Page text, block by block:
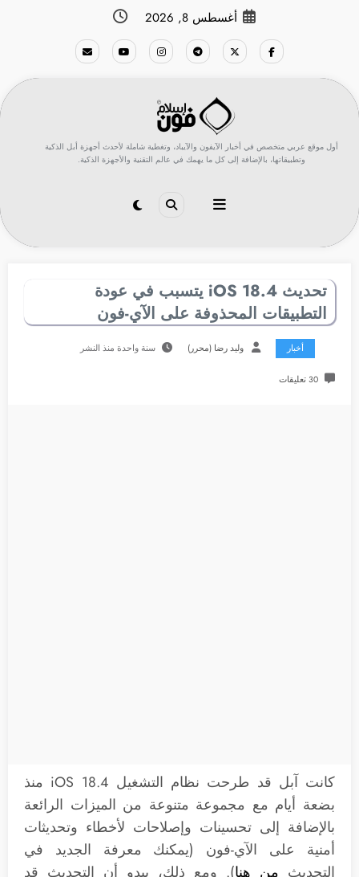
أغسطس 8, 2026
أول موقع عربي متخصص في أخبار الآيفون والآيباد، وتغطية شاملة لأحدث أجهزة أبل الذكية
وتطبيقاتها، بالإضافة إلى كل ما يهمك في عالم التقنية والأجهزة الذكية.
تحديث iOS 18.4 يتسبب في عودة
التطبيقات المحذوفة على الآي-فون
أخبار وليد رضا (محرر) سنة واحدة منذ النشر
30 تعليقات
كانت آبل قد طرحت نظام التشغيل iOS 18.4 منذ
بضعة أيام مع مجموعة متنوعة من الميزات الرائعة
بالإضافة إلى تحسينات وإصلاحات لأخطاء وتحديثات
أمنية على الآي-فون (يمكنك معرفة الجديد في
التحديث من هنا). ومع ذلك، يبدو أن التحديث قد